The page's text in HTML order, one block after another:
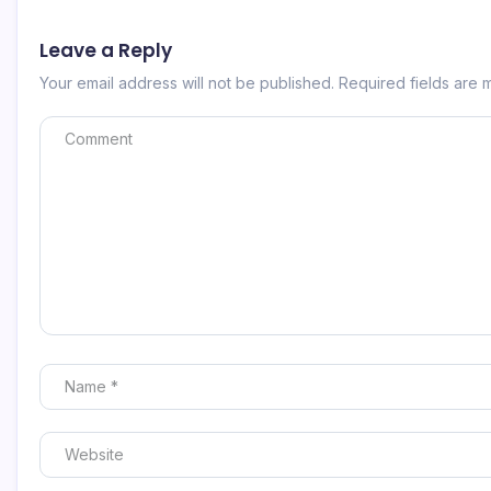
Leave a Reply
Your email address will not be published. Required fields are